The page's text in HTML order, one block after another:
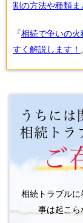
割の方法や種類ま
『相続で争いの
すく解説します！
相続トラブル
事は起こら